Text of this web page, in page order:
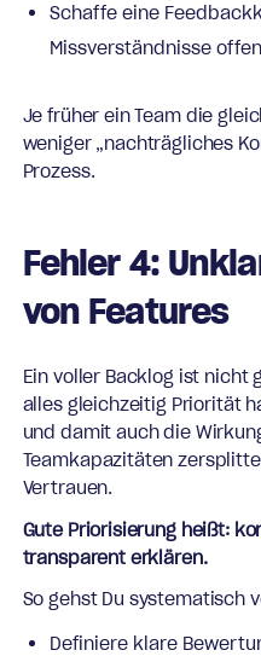
Schaffe eine
Missverständnisse
Je früher ein Team die
weniger „nachträgliches
Prozess.
Fehler 4:
von Features
Ein voller Backlog ist nicht
alles gleichzeitig Priorität
und damit auch die
Teamkapazitäten
Vertrauen.
Gute Priorisierung heißt:
transparent erklären.
So gehst Du systematisch
Definiere klare